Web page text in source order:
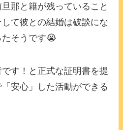
那と籍が残っていること
て彼との結婚は破談にな
たそうです😭
す！と正式な証明書を提
安心」した活動ができる